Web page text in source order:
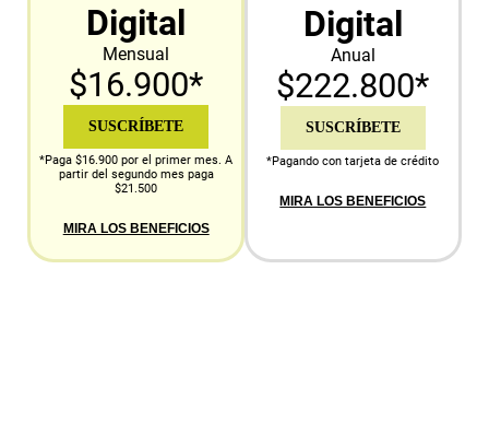
Digital
Mensual
$16.900*
SUSCRÍBETE
*Paga $16.900 por el primer mes. A
partir del segundo mes paga
$21.500
MIRA LOS BENEFICIOS
Digital
Anual
$222.800*
SUSCRÍBETE
*Pagando con tarjeta de crédito
MIRA LOS BENEFICIOS